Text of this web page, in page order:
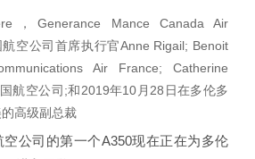
，Generance Mance Canada Air
空公司首席执行官Anne Rigail; Benoit
Air France; Catherine
航空公司;和2019年10月28日在多伦多
高级副总裁
公司的第一个A350现在正在为多伦